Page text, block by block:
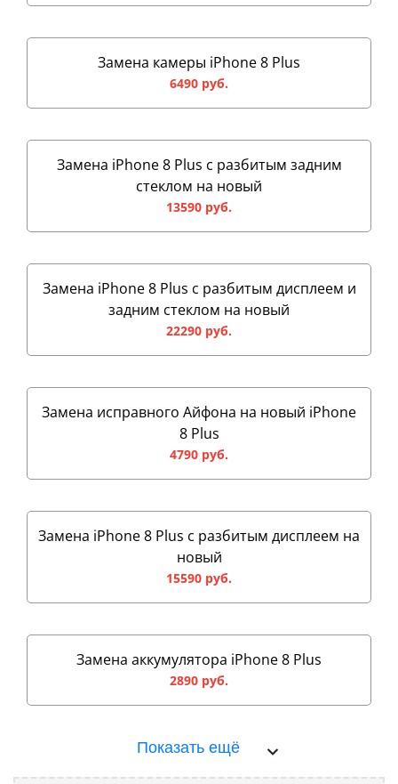
Замена камеры iPhone 8 Plus
6490 руб.
Замена iPhone 8 Plus с разбитым задним
стеклом на новый
13590 руб.
Замена iPhone 8 Plus с разбитым дисплеем и
задним стеклом на новый
22290 руб.
Замена исправного Айфона на новый iPhone
8 Plus
4790 руб.
Замена iPhone 8 Plus с разбитым дисплеем на
новый
15590 руб.
Замена аккумулятора iPhone 8 Plus
2890 руб.
Показать ещё